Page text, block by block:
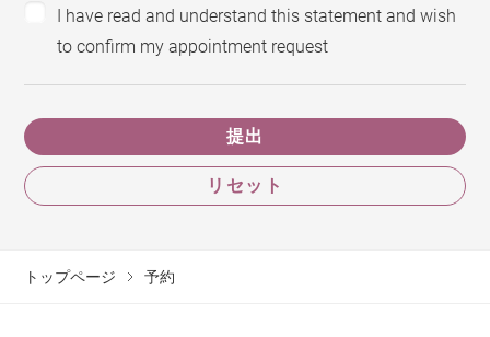
I have read and understand this statement and wish
to confirm my appointment request
提出
リセット
トップページ 予約